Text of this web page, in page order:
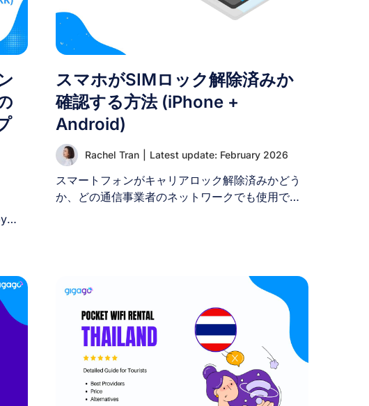
スマホがSIMロック解除済みか
確認する方法 (iPhone +
Android)
Rachel Tran Latest update: February 2026
スマートフォンがキャリアロック解除済みかどう
か、どの通信事業者のネットワークでも使用でき
最も手っ取り早い方法（ただし確実な方法ではな
い）は、他キャリアのSIMカードを挿入すること
です。デバイスを再起動してください。電話の発
信、テキストメッセージの送信、インターネット
接続が可能であれば、その端末はロック解除され
ている可能性が高いです。SIMが無効であるとい
うエラーメッセージが表示されるか、端末に「サ
ービスなし」と表示される場合は、iPhoneが以前